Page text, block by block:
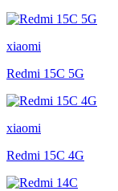
xiaomi
Redmi 15C 5G
xiaomi
Redmi 15C 4G